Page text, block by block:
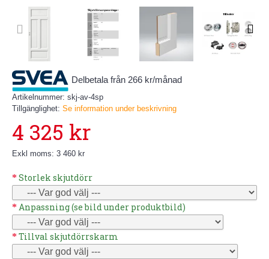
Delbetala från 266 kr/månad
Artikelnummer: skj-av-4sp
Tillgänglighet: Se information under beskrivning
4 325 kr
Exkl moms: 3 460 kr
Storlek skjutdörr
Anpassning (se bild under produktbild)
Tillval skjutdörrskarm